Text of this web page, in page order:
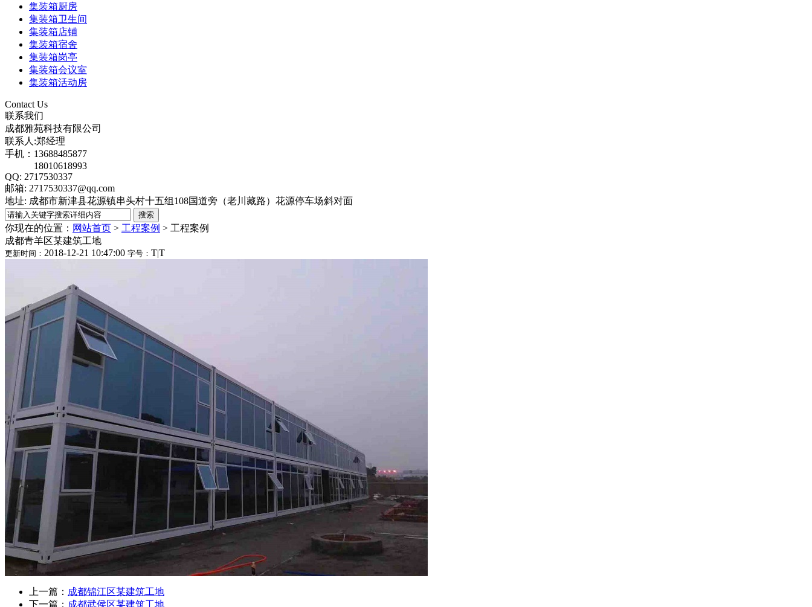
集装箱厨房
集装箱卫生间
集装箱店铺
集装箱宿舍
集装箱岗亭
集装箱会议室
集装箱活动房
Contact Us
联系我们
成都雅苑科技有限公司
联系人:郑经理
手机：13688485877
18010618993
QQ: 2717530337
邮箱: 2717530337@qq.com
地址: 成都市新津县花源镇串头村十五组108国道旁（老川藏路）花源停车场斜对面
你现在的位置： 网站首页 > 工程案例 > 工程案例
成都青羊区某建筑工地
更新时间： 2018-12-21 10:47:00 字号： T|T
上一篇： 成都锦江区某建筑工地
下一篇： 成都武侯区某建筑工地